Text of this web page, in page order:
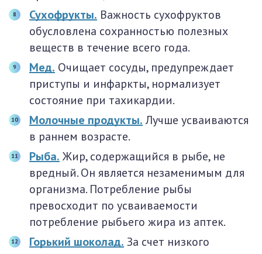
Сухофрукты. Важность сухофруктов
обусловлена сохранностью полезных
веществ в течение всего года.
Мед. Очищает сосуды, предупреждает
приступы и инфаркты, нормализует
состояние при тахикардии.
Молочные продукты.Лучше усваиваются
в раннем возрасте.
Рыба. Жир, содержащийся в рыбе, не
вредный. Он является незаменимым для
организма. Потребление рыбы
превосходит по усваиваемости
потребление рыбьего жира из аптек.
Горький шоколад. За счет низкого